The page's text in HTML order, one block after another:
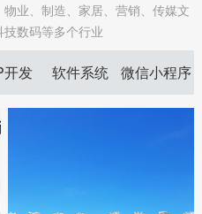
业、制造、家居、营销、传媒文
数码等多个行业
开发 软件系统 微信小程序